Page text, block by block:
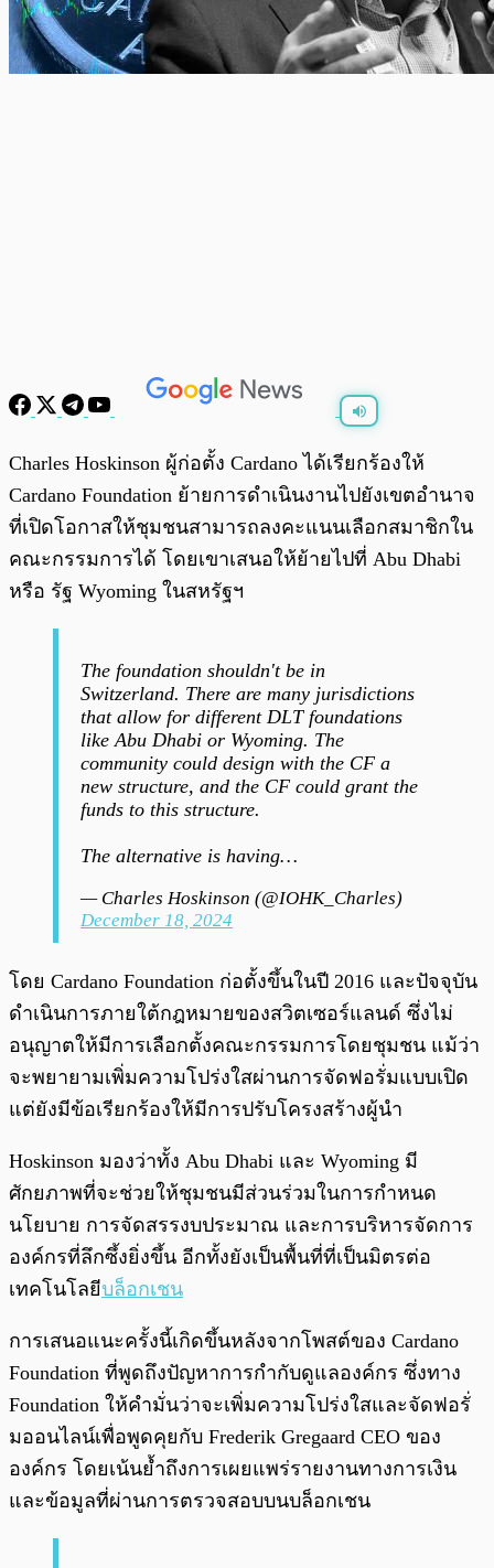
0:00 /0:00
Charles Hoskinson ผู้ก่อตั้ง Cardano ได้เรียกร้องให้
Cardano Foundation ย้ายการดำเนินงานไปยังเขตอำนาจ
ที่เปิดโอกาสให้ชุมชนสามารถลงคะแนนเลือกสมาชิกใน
คณะกรรมการได้ โดยเขาเสนอให้ย้ายไปที่ Abu Dhabi
หรือ รัฐ Wyoming ในสหรัฐฯ
The foundation shouldn't be in
Switzerland. There are many jurisdictions
that allow for different DLT foundations
like Abu Dhabi or Wyoming. The
community could design with the CF a
new structure, and the CF could grant the
funds to this structure.
The alternative is having…
— Charles Hoskinson (@IOHK_Charles)
December 18, 2024
โดย Cardano Foundation ก่อตั้งขึ้นในปี 2016 และปัจจุบัน
ดำเนินการภายใต้กฎหมายของสวิตเซอร์แลนด์ ซึ่งไม่
อนุญาตให้มีการเลือกตั้งคณะกรรมการโดยชุมชน แม้ว่า
จะพยายามเพิ่มความโปร่งใสผ่านการจัดฟอรั่มแบบเปิด
แต่ยังมีข้อเรียกร้องให้มีการปรับโครงสร้างผู้นำ
Hoskinson มองว่าทั้ง Abu Dhabi และ Wyoming มี
ศักยภาพที่จะช่วยให้ชุมชนมีส่วนร่วมในการกำหนด
นโยบาย การจัดสรรงบประมาณ และการบริหารจัดการ
องค์กรที่ลึกซึ้งยิ่งขึ้น อีกทั้งยังเป็นพื้นที่ที่เป็นมิตรต่อ
เทคโนโลยีบล็อกเชน
การเสนอแนะครั้งนี้เกิดขึ้นหลังจากโพสต์ของ Cardano
Foundation ที่พูดถึงปัญหาการกำกับดูแลองค์กร ซึ่งทาง
Foundation ให้คำมั่นว่าจะเพิ่มความโปร่งใสและจัดฟอรั่
มออนไลน์เพื่อพูดคุยกับ Frederik Gregaard CEO ของ
องค์กร โดยเน้นย้ำถึงการเผยแพร่รายงานทางการเงิน
และข้อมูลที่ผ่านการตรวจสอบบนบล็อกเชน